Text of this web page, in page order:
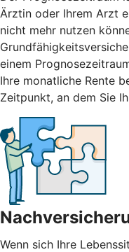
Ärztin oder Ihrem Arzt
nicht mehr nutzen
einem
Ihre monatliche Rente
Zeitpunkt, an dem Sie
Wenn sich Ihre